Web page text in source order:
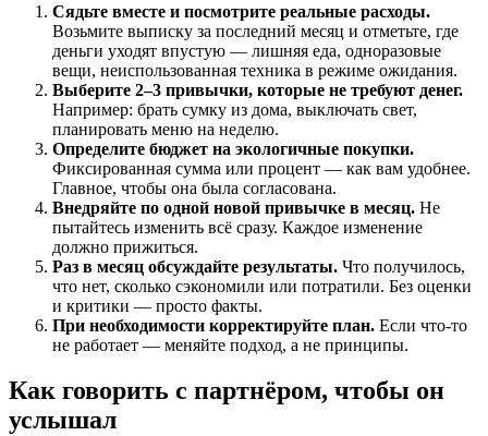
Сядьте вместе и посмотрите реальные расходы.
Возьмите выписку за последний месяц и отметьте, где
деньги уходят впустую — лишняя еда, одноразовые
вещи, неиспользованная техника в режиме ожидания.
Выберите 2–3 привычки, которые не требуют денег.
Например: брать сумку из дома, выключать свет,
планировать меню на неделю.
Определите бюджет на экологичные покупки.
Фиксированная сумма или процент — как вам удобнее.
Главное, чтобы она была согласована.
Внедряйте по одной новой привычке в месяц. Не
пытайтесь изменить всё сразу. Каждое изменение
должно прижиться.
Раз в месяц обсуждайте результаты. Что получилось,
что нет, сколько сэкономили или потратили. Без оценки
и критики — просто факты.
При необходимости корректируйте план. Если что-то
не работает — меняйте подход, а не принципы.
Как говорить с партнёром, чтобы он
услышал